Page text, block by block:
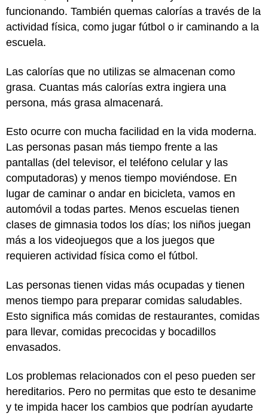
funcionando. También quemas calorías a través de la
actividad física, como jugar fútbol o ir caminando a la
escuela.
Las calorías que no utilizas se almacenan como
grasa. Cuantas más calorías extra ingiera una
persona, más grasa almacenará.
Esto ocurre con mucha facilidad en la vida moderna.
Las personas pasan más tiempo frente a las
pantallas (del televisor, el teléfono celular y las
computadoras) y menos tiempo moviéndose. En
lugar de caminar o andar en bicicleta, vamos en
automóvil a todas partes. Menos escuelas tienen
clases de gimnasia todos los días; los niños juegan
más a los videojuegos que a los juegos que
requieren actividad física como el fútbol.
Las personas tienen vidas más ocupadas y tienen
menos tiempo para preparar comidas saludables.
Esto significa más comidas de restaurantes, comidas
para llevar, comidas precocidas y bocadillos
envasados.
Los problemas relacionados con el peso pueden ser
hereditarios. Pero no permitas que esto te desanime
y te impida hacer los cambios que podrían ayudarte